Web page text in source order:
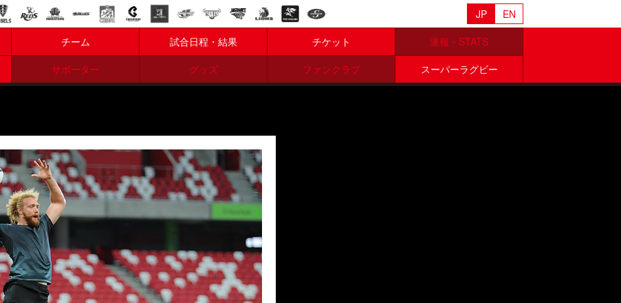
チーム 試合日程・結果 チケット
速報・STATS
サポーター グッズ ファンクラブ スーパーラグビー
JP EN